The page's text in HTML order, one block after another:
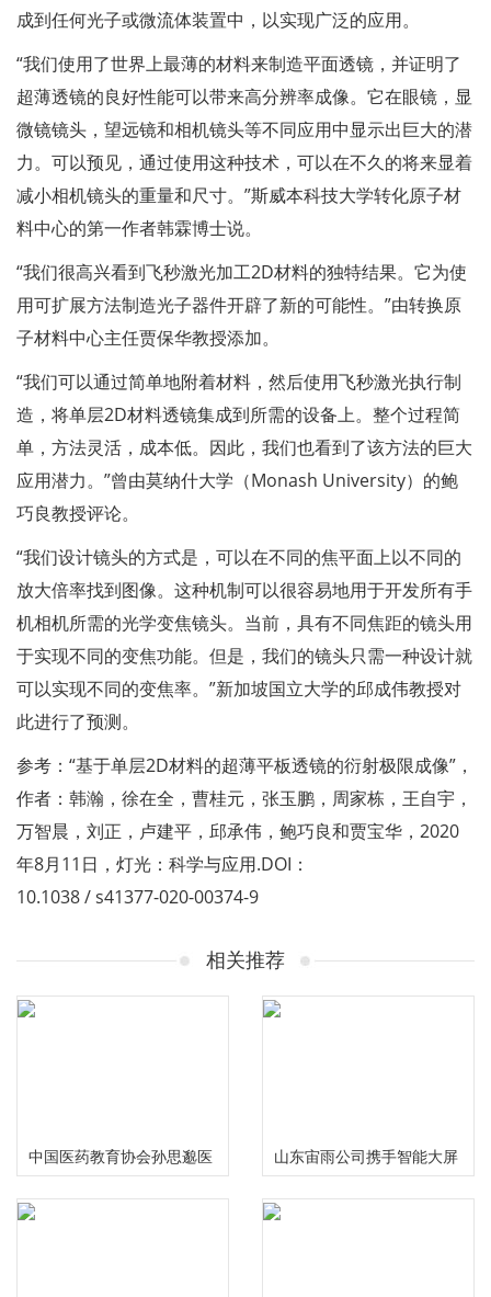
成到任何光子或微流体装置中，以实现广泛的应用。
“我们使用了世界上最薄的材料来制造平面透镜，并证明了
超薄透镜的良好性能可以带来高分辨率成像。它在眼镜，显
微镜镜头，望远镜和相机镜头等不同应用中显示出巨大的潜
力。可以预见，通过使用这种技术，可以在不久的将来显着
减小相机镜头的重量和尺寸。”斯威本科技大学转化原子材
料中心的第一作者韩霖博士说。
“我们很高兴看到飞秒激光加工2D材料的独特结果。它为使
用可扩展方法制造光子器件开辟了新的可能性。”由转换原
子材料中心主任贾保华教授添加。
“我们可以通过简单地附着材料，然后使用飞秒激光执行制
造，将单层2D材料透镜集成到所需的设备上。整个过程简
单，方法灵活，成本低。因此，我们也看到了该方法的巨大
应用潜力。”曾由莫纳什大学（Monash University）的鲍
巧良教授评论。
“我们设计镜头的方式是，可以在不同的焦平面上以不同的
放大倍率找到图像。这种机制可以很容易地用于开发所有手
机相机所需的光学变焦镜头。当前，具有不同焦距的镜头用
于实现不同的变焦功能。但是，我们的镜头只需一种设计就
可以实现不同的变焦率。”新加坡国立大学的邱成伟教授对
此进行了预测。
参考：“基于单层2D材料的超薄平板透镜的衍射极限成像”，
作者：韩瀚，徐在全，曹桂元，张玉鹏，周家栋，王自宇，
万智晨，刘正，卢建平，邱承伟，鲍巧良和贾宝华，2020
年8月11日，灯光：科学与应用.DOI：
10.1038 / s41377-020-00374-9
相关推荐
中国医药教育协会孙思邈医
德传承工作委员会大型义诊
山东宙雨公司携手智能大屏
IPTV在2024年春晚给大家拜